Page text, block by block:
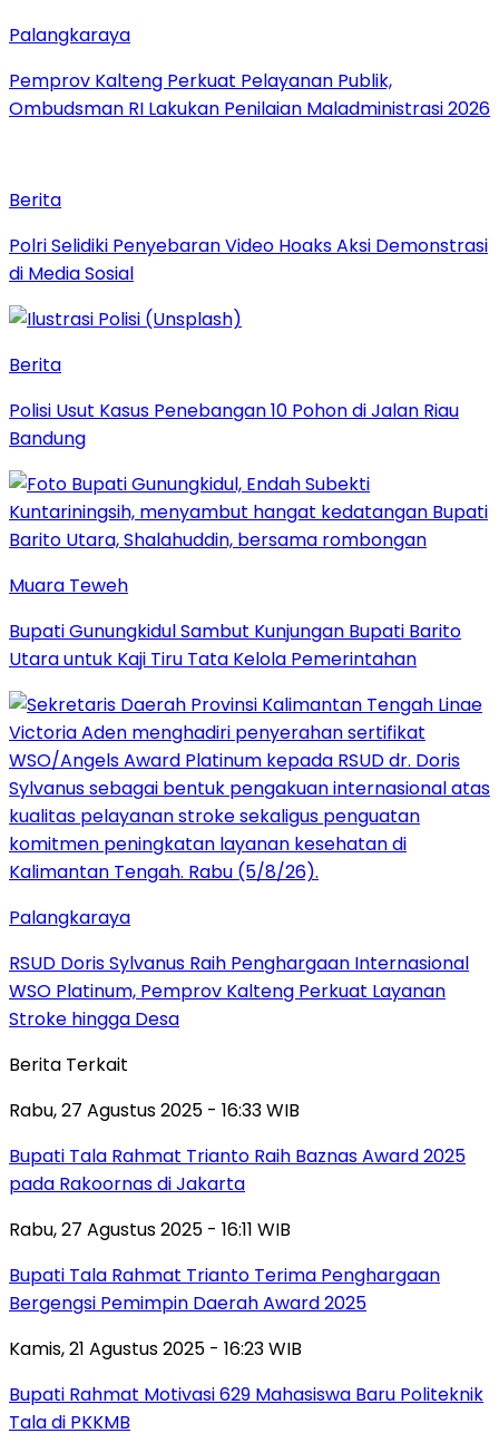
Palangkaraya
Pemprov Kalteng Perkuat Pelayanan Publik,
Ombudsman RI Lakukan Penilaian Maladministrasi 2026
Berita
Polri Selidiki Penyebaran Video Hoaks Aksi Demonstrasi
di Media Sosial
Berita
Polisi Usut Kasus Penebangan 10 Pohon di Jalan Riau
Bandung
Muara Teweh
Bupati Gunungkidul Sambut Kunjungan Bupati Barito
Utara untuk Kaji Tiru Tata Kelola Pemerintahan
Palangkaraya
RSUD Doris Sylvanus Raih Penghargaan Internasional
WSO Platinum, Pemprov Kalteng Perkuat Layanan
Stroke hingga Desa
Berita Terkait
Rabu, 27 Agustus 2025 - 16:33 WIB
Bupati Tala Rahmat Trianto Raih Baznas Award 2025
pada Rakoornas di Jakarta
Rabu, 27 Agustus 2025 - 16:11 WIB
Bupati Tala Rahmat Trianto Terima Penghargaan
Bergengsi Pemimpin Daerah Award 2025
Kamis, 21 Agustus 2025 - 16:23 WIB
Bupati Rahmat Motivasi 629 Mahasiswa Baru Politeknik
Tala di PKKMB